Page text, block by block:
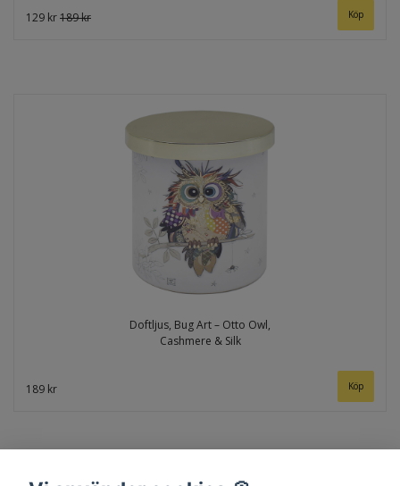
129 kr189 kr
Doftljus, Bug Art – Otto Owl,
Cashmere & Silk
189 kr